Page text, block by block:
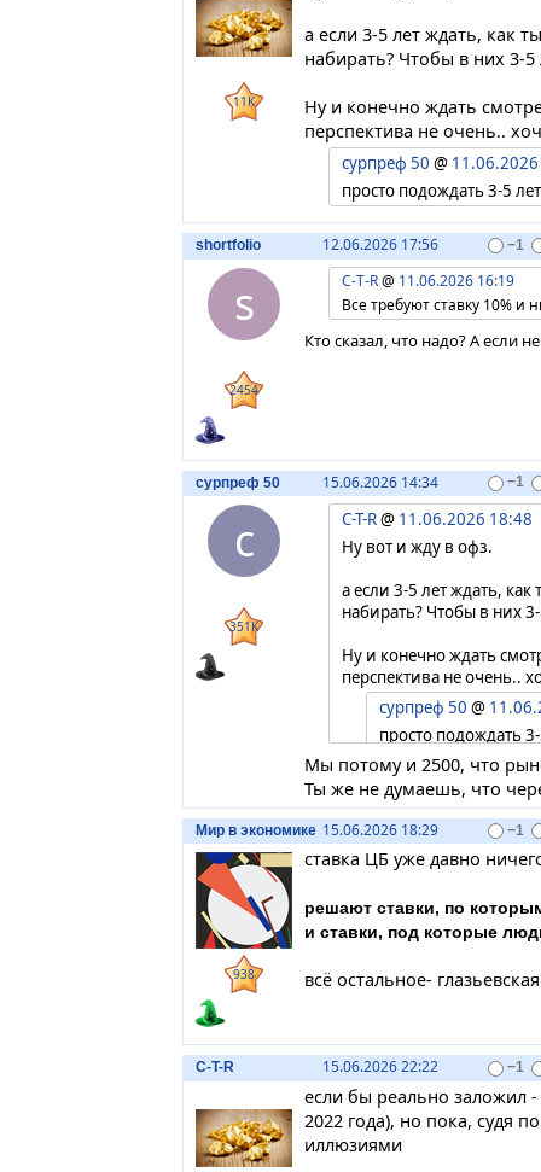
11K
а если 3-5 лет ждать, как
набирать? Чтобы в них 3-5
Ну и конечно ждать
перспектива не очень..
сурпреф 50 @
просто подождать 3-5
shortfolio 12.06.2026 17:56 −1
s
2454
C-T-R@ 11.06.2026 16:19
Все требуют ставку 10% и
Кто сказал, что надо? А если
сурпреф 50 15.06.2026 14:34 −1
с
351K
C-T-R@ 11.06.2026 18:48
Ну вот и жду в офз.
а если 3-5 лет ждать,
набирать? Чтобы в них
Ну и конечно ждать
перспектива не очень..
сурпреф 50 @
просто подождать
Мы потому и 2500, что
Ты же не думаешь, что
Мир в экономике 15.06.2026 18:29 −1
938
ставка ЦБ уже давно
решают ставки, по
и ставки, под которые
всё остальное-
C-T-R 15.06.2026 22:22 −1
если бы реально заложил
2022 года), но пока, судя
иллюзиями